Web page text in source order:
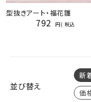
型抜きアート・福花雛
792 税込
並び替え
新
価